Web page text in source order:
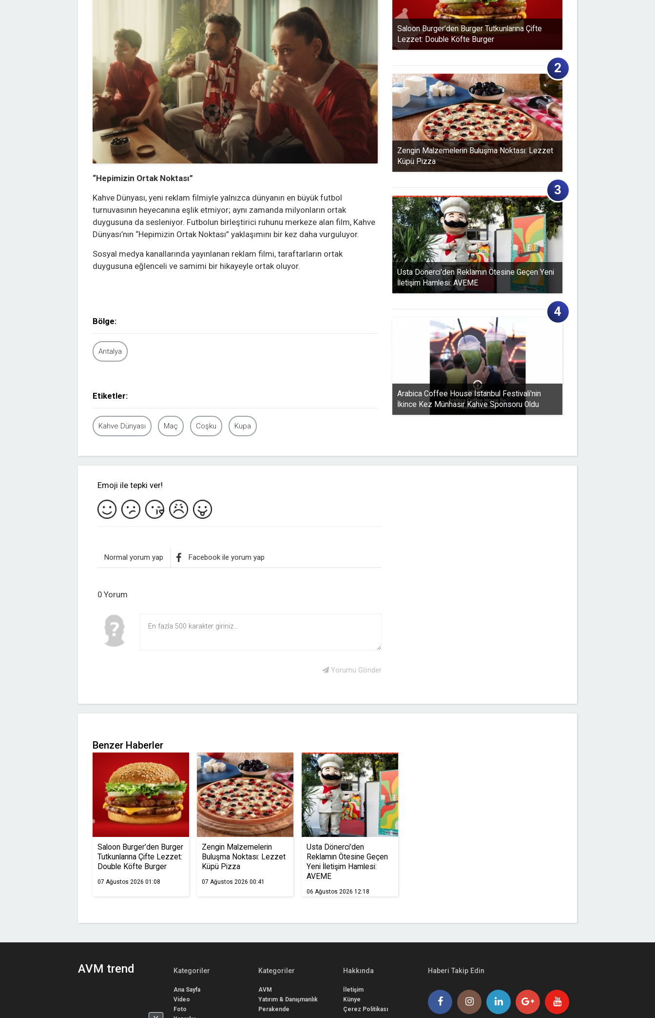
“Hepimizin Ortak Noktası”
Kahve Dünyası, yeni reklam filmiyle yalnızca dünyanın en büyük futbol
turnuvasının heyecanına eşlik etmiyor; aynı zamanda milyonların ortak
duygusuna da sesleniyor. Futbolun birleştirici ruhunu merkeze alan film, Kahve
Dünyası’nın “Hepimizin Ortak Noktası” yaklaşımını bir kez daha vurguluyor.
Sosyal medya kanallarında yayınlanan reklam filmi, taraftarların ortak
duygusuna eğlenceli ve samimi bir hikayeyle ortak oluyor.
Bölge:
Antalya
Etiketler:
Kahve Dünyası Maç Coşku Kupa
Saloon Burger’den Burger Tutkunlarına Çifte
Lezzet: Double Köfte Burger
Zengin Malzemelerin Buluşma Noktası: Lezzet
Küpü Pizza
Usta Dönerci'den Reklamın Ötesine Geçen Yeni
İletişim Hamlesi: AVEME
Arabica Coffee House İstanbul Festivali'nin
İkince Kez Münhasır Kahve Sponsoru Oldu
Emoji ile tepki ver!
Normal yorum yap Facebook ile yorum yap
0 Yorum
Yorumu Gönder
Benzer Haberler
Saloon Burger’den Burger
Tutkunlarına Çifte Lezzet:
Double Köfte Burger
07 Ağustos 2026 01:08
Zengin Malzemelerin
Buluşma Noktası: Lezzet
Küpü Pizza
07 Ağustos 2026 00:41
Usta Dönerci'den
Reklamın Ötesine Geçen
Yeni İletişim Hamlesi:
AVEME
06 Ağustos 2026 12:18
AVM trend Kategoriler
Ana Sayfa
Video
Foto
Kategoriler
AVM
Yatırım & Danışmanlık
Perakende
Hakkında
İletişim
Künye
Çerez Politikası
Haberi Takip Edin